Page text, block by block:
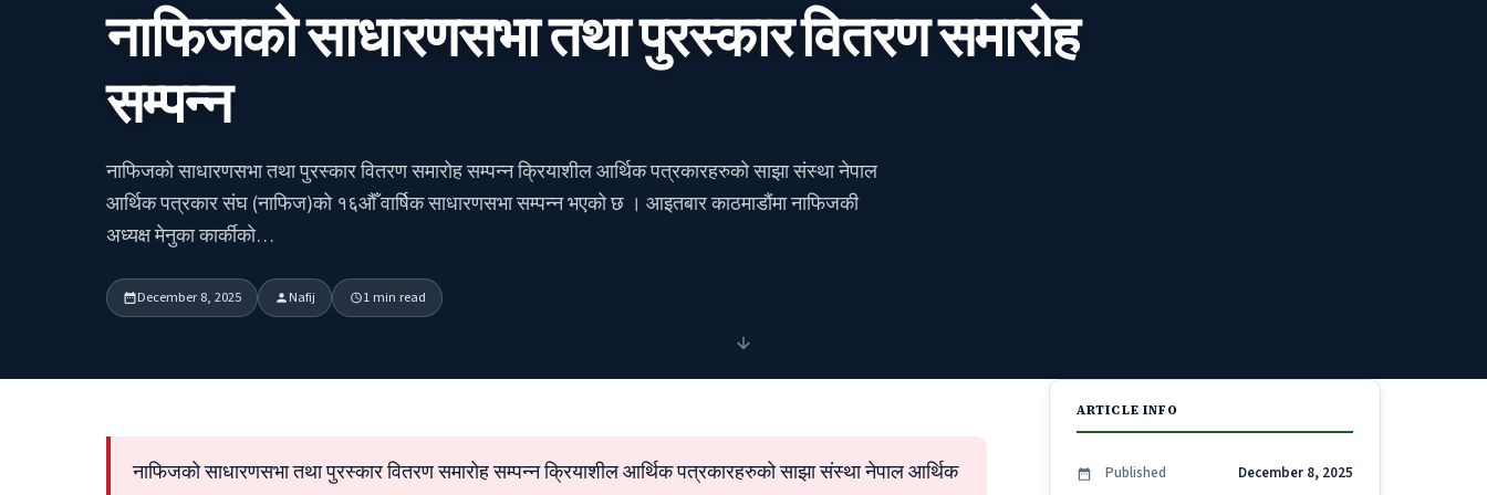
नाफिजको साधारणसभा तथा पुरस्कार वितरण समारोह
सम्पन्न
नाफिजको साधारणसभा तथा पुरस्कार वितरण समारोह सम्पन्न क्रियाशील आर्थिक पत्रकारहरुको साझा संस्था नेपाल
आर्थिक पत्रकार संघ (नाफिज)को १६औँ वार्षिक साधारणसभा सम्पन्न भएको छ । आइतबार काठमाडौंमा नाफिजकी
अध्यक्ष मेनुका कार्कीको…
December 8, 2025 Nafij 1 min read
नाफिजको साधारणसभा तथा पुरस्कार वितरण समारोह सम्पन्न क्रियाशील आर्थिक पत्रकारहरुको साझा संस्था नेपाल आर्थिक
ARTICLE INFO
Published December 8, 2025